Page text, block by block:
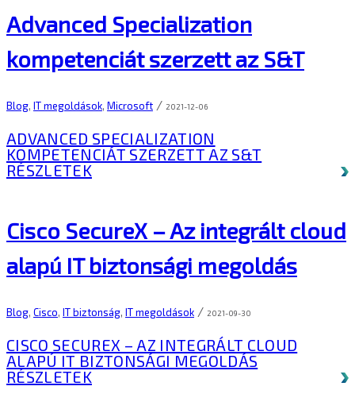
Advanced Specialization
kompetenciát szerzett az S&T
Blog, IT megoldások, Microsoft / 2021-12-06
ADVANCED SPECIALIZATION
KOMPETENCIÁT SZERZETT AZ S&T
RÉSZLETEK
Cisco SecureX – Az integrált cloud
alapú IT biztonsági megoldás
Blog, Cisco, IT biztonság, IT megoldások / 2021-09-30
CISCO SECUREX – AZ INTEGRÁLT CLOUD
ALAPÚ IT BIZTONSÁGI MEGOLDÁS
RÉSZLETEK